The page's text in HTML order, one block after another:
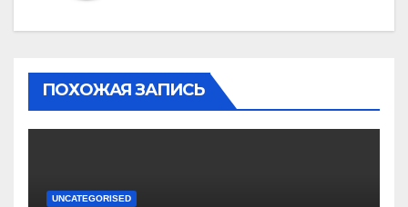
ПОХОЖАЯ ЗАПИСЬ
UNCATEGORISED